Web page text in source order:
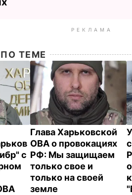
РЕКЛАМА
ТЕМЕ
с
Глава Харьковской
ОВА о провокациях
РФ: Мы защищаем
только свое и
только на своей
земле